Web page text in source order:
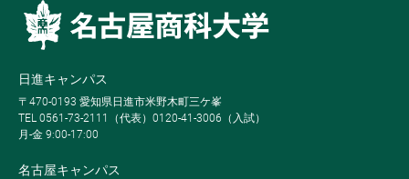
日進キャンパス
〒470-0193 愛知県日進市米野木町三ケ峯
TEL 0561-73-2111（代表）0120-41-3006（入試）
月-金 9:00-17:00
名古屋キャンパス